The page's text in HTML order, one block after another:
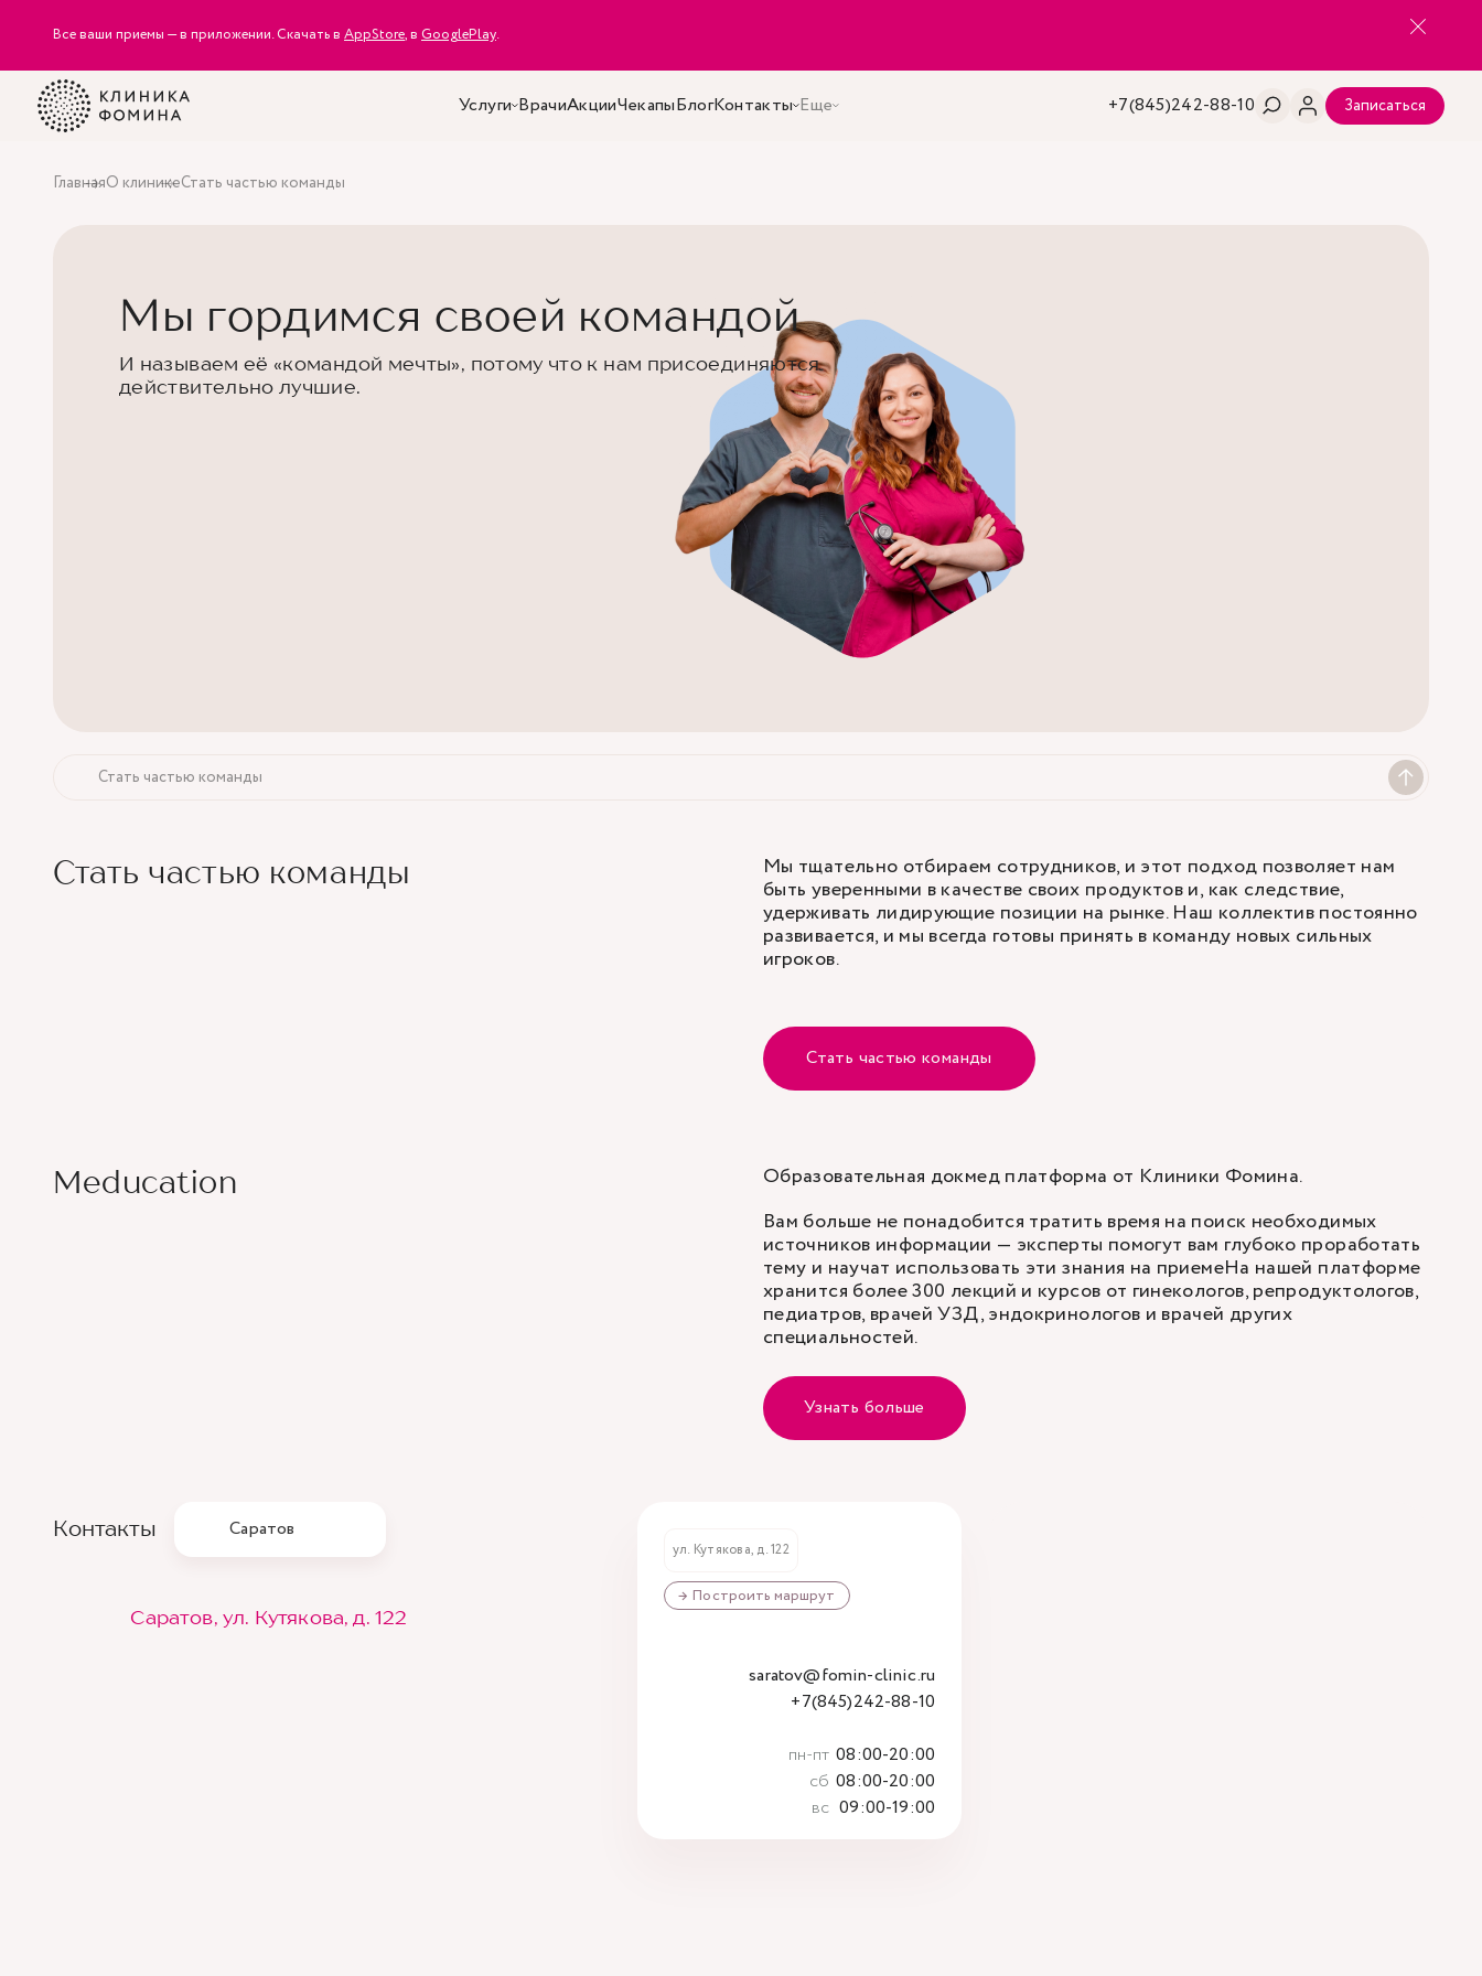
Все ваши приемы — в приложении. Скачать в AppStore, в GooglePlay.
Услуги ВрачиАкцииЧекапыБлогКонтакты Еще +7(845)242-88-10 Записаться
ГлавнаяО клиникеСтать частью команды
Мы гордимся своей командой
И называем её «командой мечты», потому что к нам присоединяются
действительно лучшие.
Стать частью команды
Стать частью команды
Мы тщательно отбираем сотрудников, и этот подход позволяет нам
быть уверенными в качестве своих продуктов и, как следствие,
удерживать лидирующие позиции на рынке. Наш коллектив постоянно
развивается, и мы всегда готовы принять в команду новых сильных
игроков.
Стать частью команды
Meducation
Образовательная докмед платформа от Клиники Фомина.
Вам больше не понадобится тратить время на поиск необходимых
источников информации — эксперты помогут вам глубоко проработать
тему и научат использовать эти знания на приемеНа нашей платформе
хранится более 300 лекций и курсов от гинекологов, репродуктологов,
педиатров, врачей УЗД, эндокринологов и врачей других
специальностей.
Узнать больше
Контакты Саратов
Саратов, ул. Кутякова, д. 122
ул. Кутякова, д. 122
→ Построить маршрут
saratov@fomin-clinic.ru
+7(845)242-88-10
пн-пт 08:00-20:00
сб 08:00-20:00
вс 09:00-19:00